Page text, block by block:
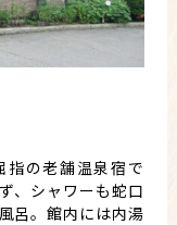
の老舗温泉宿で
、シャワーも蛇口
呂。館内には内湯